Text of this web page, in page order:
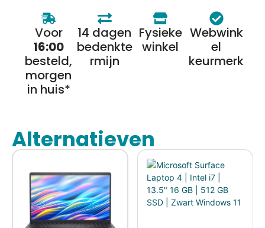
Voor
16:00
besteld,
morgen
in huis*
14 dagen
bedenkte
rmijn
Fysieke
winkel
Webwink
el
keurmerk
Alternatieven